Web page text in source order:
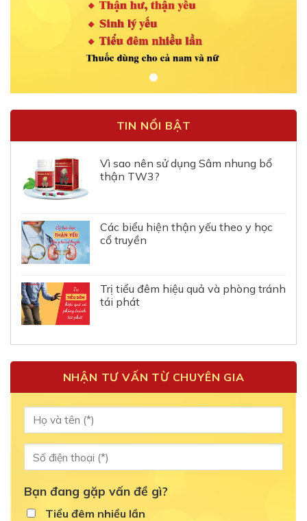
TIN NỔI BẬT
Vì sao nên sử dụng Sâm nhung bổ
thận TW3?
Các biểu hiện thận yếu theo y học
cổ truyền
Trị tiểu đêm hiệu quả và phòng tránh
tái phát
NHẬN TƯ VẤN TỪ CHUYÊN GIA
Bạn đang gặp vấn đề gì?
Tiểu đêm nhiều lần